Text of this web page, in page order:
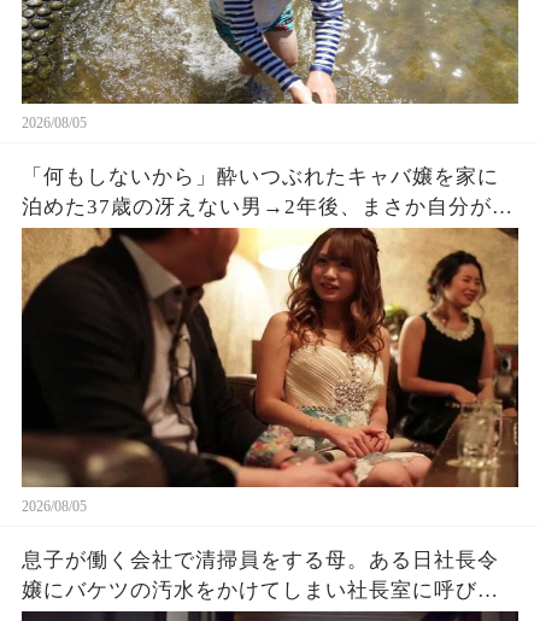
2026/08/05
「何もしないから」酔いつぶれたキャバ嬢を家に
泊めた37歳の冴えない男→2年後、まさか自分がこ
うなるとは思っていなかった
2026/08/05
息子が働く会社で清掃員をする母。ある日社長令
嬢にバケツの汚水をかけてしまい社長室に呼び出